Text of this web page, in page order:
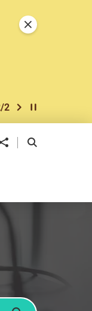
個
/2 下一個開始/暫停幻燈
關閉特別通告
享到 開啟搜尋框